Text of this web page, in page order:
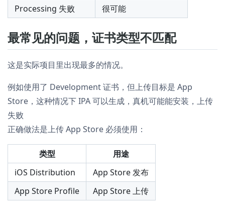
Processing 失败
很可能
最常见的问题，证书类型不匹配
这是实际项目里出现最多的情况。
例如使用了 Development 证书，但上传目标是 App
Store，这种情况下 IPA 可以生成，真机可能能安装，上传
失败
正确做法是上传 App Store 必须使用：
类型
用途
iOS Distribution
App Store 发布
App Store Profile
App Store 上传